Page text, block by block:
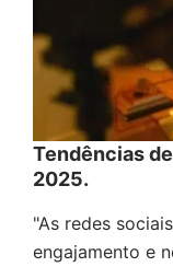
Tendências
2025.
"As redes
engajamento e